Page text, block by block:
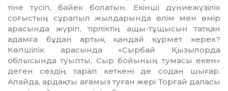
тіне түсіп, бәйек болатын. Екінші дүниежүзілік
соғыстың сұрапыл жылдарында өлім мен өмір
арасын­да жүріп, тірліктің ащы-тұщысын татқан
адамға бұдан артық қандай құрмет керек?
Көпшілік арасында «Сырбай Қызылорда
облысында туыпты, Сыр бойының тумасы екен»
деген сөздің тарап кеткені де содан шығар.
Алайда, ардақты ағамыз туған жері Торғай даласы